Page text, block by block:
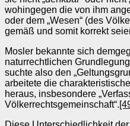
wohingegen die von ihm
oder dem „Wesen“ (des
gemäß und somit korrekt
Mosler bekannte sich
naturrechtlichen
suchte also den
arbeitete die
heraus, insbesondere
Völkerrechtsgemeinschaft“.